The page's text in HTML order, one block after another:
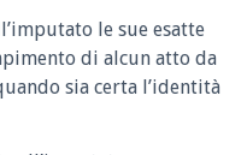
le sue esatte
di alcun atto da
sia certa l’identità